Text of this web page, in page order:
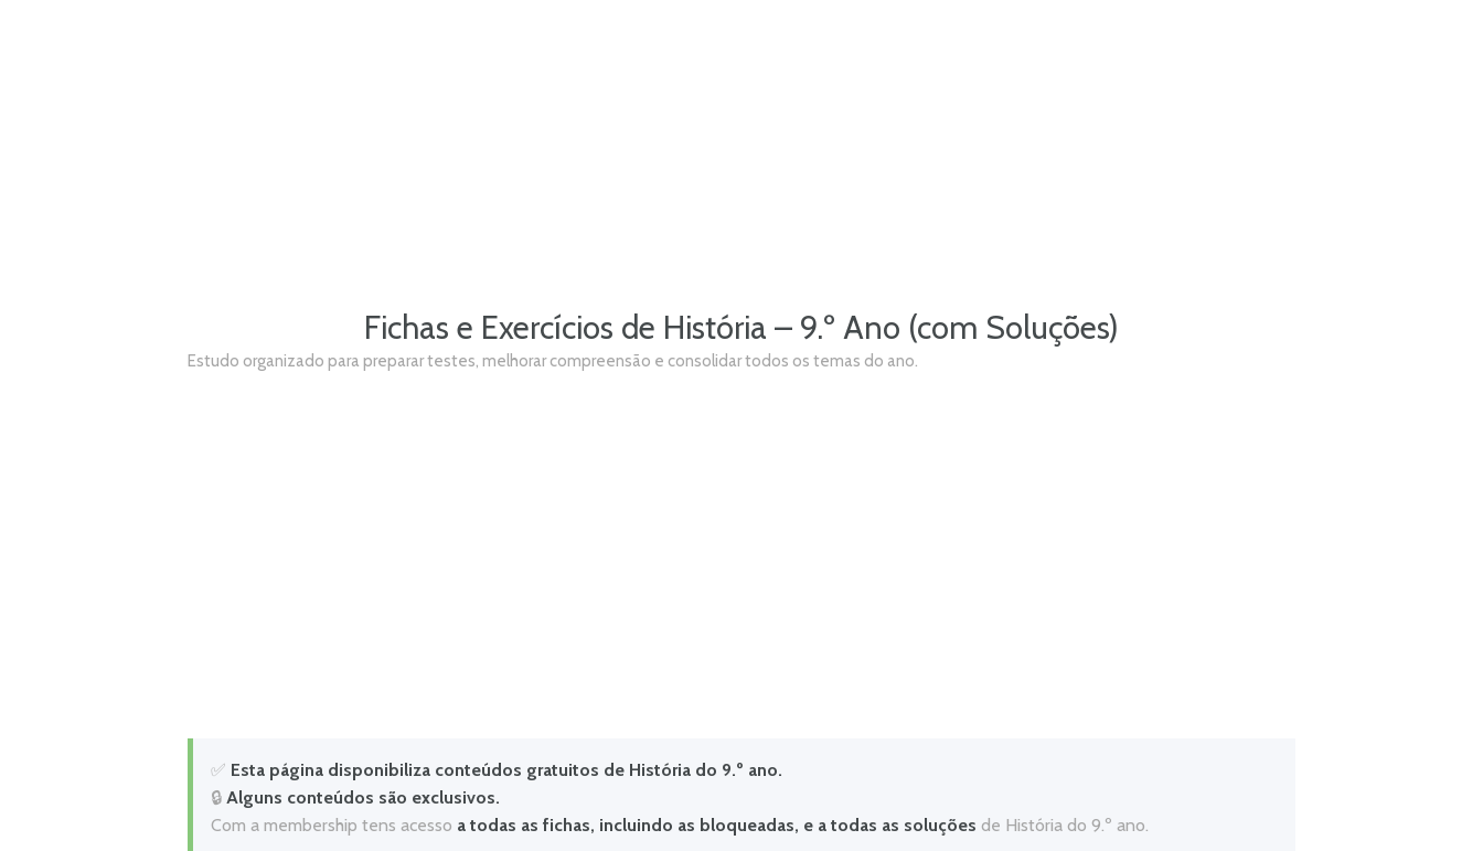
Fichas e Exercícios de História – 9.º Ano (com Soluções)
Estudo organizado para preparar testes, melhorar compreensão e consolidar todos os temas do ano.
✅ Esta página disponibiliza conteúdos gratuitos de História do 9.º ano.
🔒 Alguns conteúdos são exclusivos.
Com a membership tens acesso a todas as fichas, incluindo as bloqueadas, e a todas as soluções de História do 9.º ano.